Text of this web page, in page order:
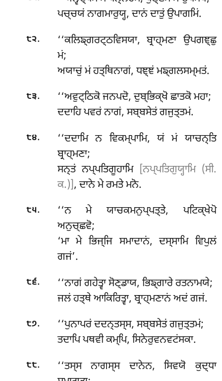
ਪਚ੍ਚਯਂ ਨਾਗਮਾਰੁਯ੍ਹ, ਦਾਨਂ ਦਾਤੁਂ ਉਪਾਗਮਿਂ.
੮੨. ‘‘ਕਲਿਙ੍ਗਰਟ੍ਠਵਿਸਯਾ, ਬ੍ਰਾਹ੍ਮਣਾ ਉਪਗਞ੍ਛੁ
ਮਂ;
ਅਯਾਚੁਂ ਮਂ ਹਤ੍ਥਿਨਾਗਂ, ਧਞ੍ਞਂ ਮਙ੍ਗਲਸਮ੍ਮਤਂ.
੮੩. ‘‘ਅਵੁਟ੍ਠਿਕੋਜਨਪਦੋ, ਦੁਬ੍ਭਿਕ੍ਖੋ ਛਾਤਕੋ ਮਹਾ;
ਦਦਾਹਿ ਪਵਰਂ ਨਾਗਂ, ਸਬ੍ਬਸੇਤਂ ਗਜੁਤ੍ਤਮਂ.
੮੪.
‘‘ਦਦਾਮਿ ਨ ਵਿਕਮ੍ਪਾਮਿ, ਯਂ ਮਂ ਯਾਚਨ੍ਤਿ
ਬ੍ਰਾਹ੍ਮਣਾ;
ਸਨ੍ਤਂ ਨਪ੍ਪਤਿਗੂਹਾਮਿ [ਨਪ੍ਪਤਿਗੁਯ੍ਹਾਮਿ (ਸੀ.
ਕ.)], ਦਾਨੇ ਮੇ ਰਮਤੇ ਮਨੋ.
੮੫.
‘‘ਨ ਮੇ ਯਾਚਕਮਨੁਪ੍ਪਤ੍ਤੇ, ਪਟਿਕ੍ਖੇਪੋ
ਅਨੁਚ੍ਛਵੋ;
‘ਮਾ ਮੇ ਭਿਜ੍ਜਿ ਸਮਾਦਾਨਂ, ਦਸ੍ਸਾਮਿ ਵਿਪੁਲਂ
ਗਜਂ’.
੮੬.
‘‘ਨਾਗਂ ਗਹੇਤ੍ਵਾ ਸੋਣ੍ਡਾਯ, ਭਿਙ੍ਗਾਰੇ ਰਤਨਾਮਯੇ;
ਜਲਂ ਹਤ੍ਥੇ ਆਕਿਰਿਤ੍ਵਾ, ਬ੍ਰਾਹ੍ਮਣਾਨਂ ਅਦਂ ਗਜਂ.
੮੭.
‘‘ਪੁਨਾਪਰਂ ਦਦਨ੍ਤਸ੍ਸ, ਸਬ੍ਬਸੇਤਂ ਗਜੁਤ੍ਤਮਂ;
ਤਦਾਪਿ ਪਥਵੀ ਕਮ੍ਪਿ, ਸਿਨੇਰੁਵਨਵਟਂਸਕਾ.
੮੮.
‘‘ਤਸ੍ਸ ਨਾਗਸ੍ਸ ਦਾਨੇਨ, ਸਿਵਯੋ ਕੁਦ੍ਧਾ